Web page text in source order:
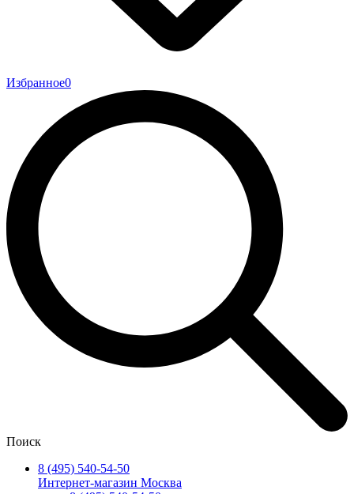
Избранное0
Поиск
8 (495) 540-54-50
Интернет-магазин Москва